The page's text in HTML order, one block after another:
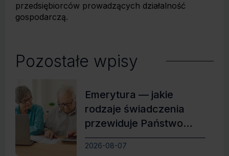
przedsiębiorców prowadzących działalność
gospodarczą.
Pozostałe wpisy
Emerytura — jakie
rodzaje świadczenia
przewiduje Państwo
Polskie?
2026-08-07